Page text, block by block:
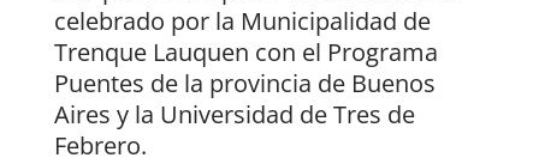
celebrado por la Municipalidad de
Trenque Lauquen con el Programa
Puentes de la provincia de Buenos
Aires y la Universidad de Tres de
Febrero.